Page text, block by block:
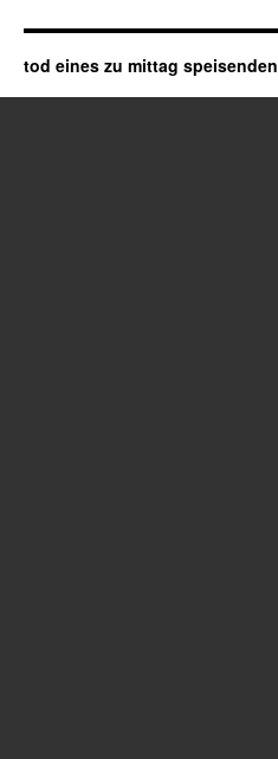
tod eines zu mittag speisenden